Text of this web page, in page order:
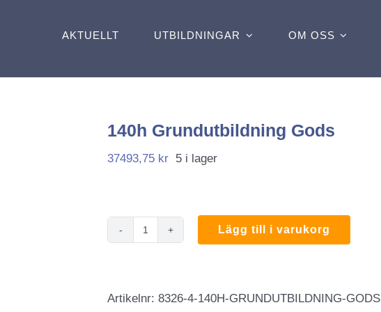
AKTUELLT UTBILDNINGAR OM OSS
140h Grundutbildning Gods
37493,75 kr 5 i lager
mängd
Lägg till i varukorg
Artikelnr: 8326-4-140H-GRUNDUTBILDNING-GODS